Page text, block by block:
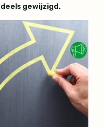
gewijzigd.